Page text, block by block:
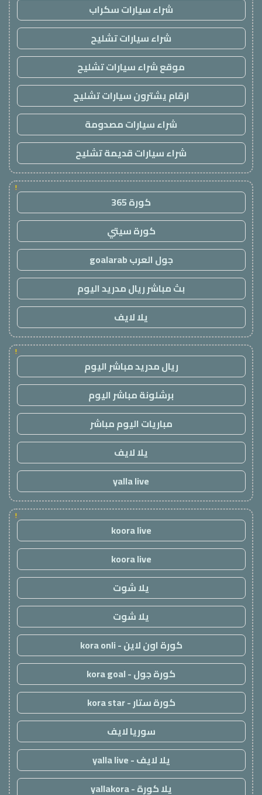
شراء سيارات سكراب
شراء سيارات تشليح
موقع شراء سيارات تشليح
ارقام يشترون سيارات تشليح
شراء سيارات مصدومة
شراء سيارات قديمة تشليح
!
كورة 365
كورة سيتي
جول العرب goalarab
بث مباشر ريال مدريد اليوم
يلا لايف
!
ريال مدريد مباشر اليوم
برشلونة مباشر اليوم
مباريات اليوم مباشر
يلا لايف
yalla live
!
koora live
koora live
يلا شوت
يلا شوت
كورة اون لاين - kora onli
كورة جول - kora goal
كورة ستار - kora star
سوريا لايف
يلا لايف - yalla live
يلا كورة - yallakora